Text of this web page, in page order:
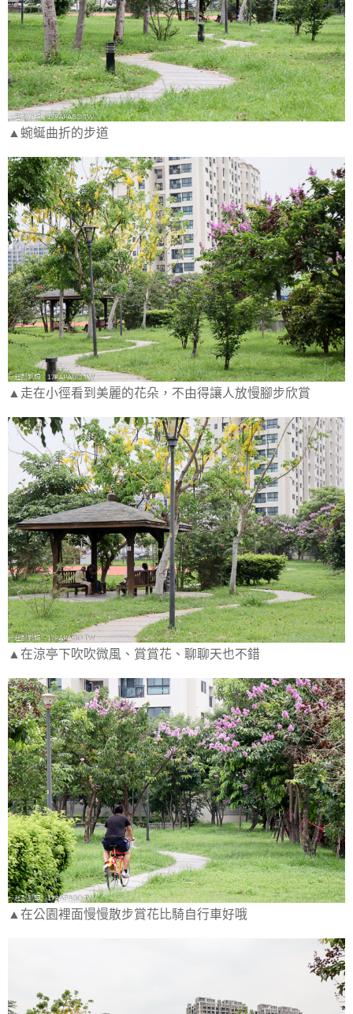
▲蜿蜒曲折的步道
▲走在小徑看到美麗的花朵，不由得讓人放慢腳步欣賞
▲在涼亭下吹吹微風、賞賞花、聊聊天也不錯
▲在公園裡面慢慢散步賞花比騎自行車好哦